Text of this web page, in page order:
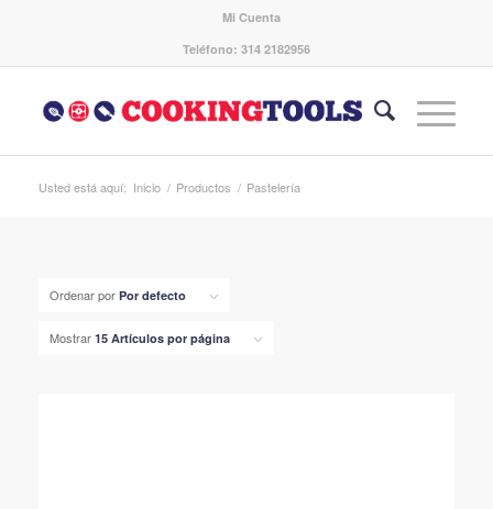
Mi Cuenta
Teléfono: 314 2182956
Usted está aquí: Inicio / Productos / Pastelería
Ordenar por Por defecto
Mostrar 15 Artículos por página